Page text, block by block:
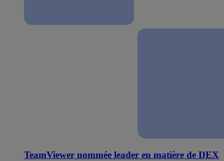
TeamViewer nommée leader en matière de DEX